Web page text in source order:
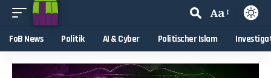
Aa
FoB News Politik AI & Cyber Politischer Islam